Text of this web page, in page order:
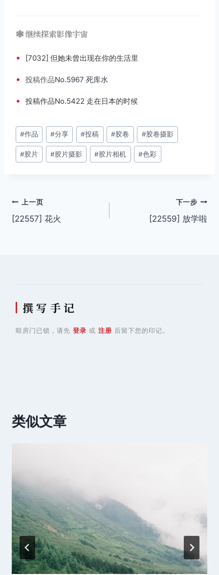
🕸️ 继续探索影像宇宙
• [7032] 但她未曾出现在你的生活里
• 投稿作品No.5967 死库水
• 投稿作品No.5422 走在日本的时候
文
章
标
#作品 #分享 #投稿 #胶卷 #胶卷摄影
#胶片 #胶片摄影 #胶片相机 #色彩
文
章
上一页
[22557] 花火
下一步
[22559] 放学啦
撰 写 手 记
暗房门已锁，请先 登录 或 注册 后留下您的印记。
类似文章